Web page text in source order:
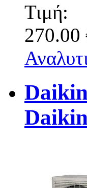
Τιμή:
270.00